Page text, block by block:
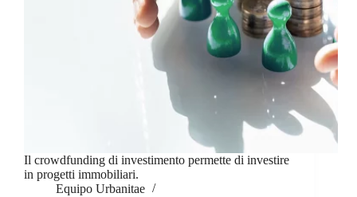
Il crowdfunding di investimento permette di investire
in progetti immobiliari.
Equipo Urbanitae